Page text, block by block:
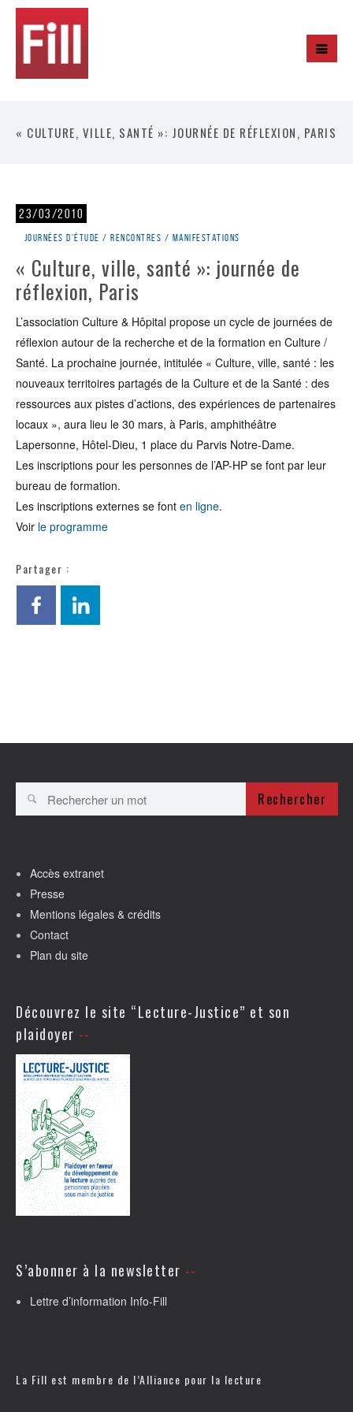
« CULTURE, VILLE, SANTÉ »: JOURNÉE DE RÉFLEXION, PARIS
23/03/2010
Journées d'étude / rencontres / manifestations
« Culture, ville, santé »: journée de
réflexion, Paris
L’association Culture & Hôpital propose un cycle de journées de
réflexion autour de la recherche et de la formation en Culture /
Santé. La prochaine journée, intitulée « Culture, ville, santé : les
nouveaux territoires partagés de la Culture et de la Santé : des
ressources aux pistes d’actions, des expériences de partenaires
locaux », aura lieu le 30 mars, à Paris, amphithéâtre
Lapersonne, Hôtel-Dieu, 1 place du Parvis Notre-Dame.
Les inscriptions pour les personnes de l’AP-HP se font par leur
bureau de formation.
Les inscriptions externes se font en ligne.
Voir le programme
Partager :
Rechercher
Accès extranet
Presse
Mentions légales & crédits
Contact
Plan du site
Découvrez le site “Lecture-Justice” et son
plaidoyer
S’abonner à la newsletter
Lettre d’information Info-Fill
La Fill est membre de l’Alliance pour la lecture